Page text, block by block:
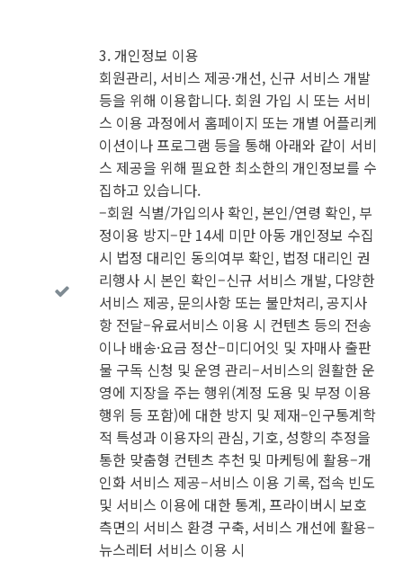
3. 개인정보 이용
회원관리, 서비스 제공·개선, 신규 서비스 개발
등을 위해 이용합니다. 회원 가입 시 또는 서비
스 이용 과정에서 홈페이지 또는 개별 어플리케
이션이나 프로그램 등을 통해 아래와 같이 서비
스 제공을 위해 필요한 최소한의 개인정보를 수
집하고 있습니다.
–회원 식별/가입의사 확인, 본인/연령 확인, 부
정이용 방지–만 14세 미만 아동 개인정보 수집
시 법정 대리인 동의여부 확인, 법정 대리인 권
리행사 시 본인 확인–신규 서비스 개발, 다양한
서비스 제공, 문의사항 또는 불만처리, 공지사
항 전달–유료서비스 이용 시 컨텐츠 등의 전송
이나 배송·요금 정산–미디어잇 및 자매사 출판
물 구독 신청 및 운영 관리–서비스의 원활한 운
영에 지장을 주는 행위(계정 도용 및 부정 이용
행위 등 포함)에 대한 방지 및 제재–인구통계학
적 특성과 이용자의 관심, 기호, 성향의 추정을
통한 맞춤형 컨텐츠 추천 및 마케팅에 활용–개
인화 서비스 제공–서비스 이용 기록, 접속 빈도
및 서비스 이용에 대한 통계, 프라이버시 보호
측면의 서비스 환경 구축, 서비스 개선에 활용–
뉴스레터 서비스 이용 시